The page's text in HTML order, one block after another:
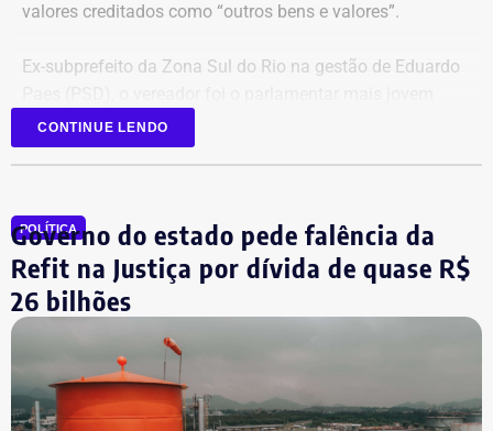
valores creditados como “outros bens e valores”.
Ex-subprefeito da Zona Sul do Rio na gestão de Eduardo
eleito na última legislatura da Câmara e agora disputa,
pela primeira vez, o cargo de deputado estadual.
CONTINUE LENDO
POLÍTICA
Governo do estado pede falência da
Refit na Justiça por dívida de quase R$
26 bilhões